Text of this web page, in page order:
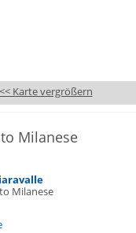
<< Karte vergrößern
Milanese
Milanese